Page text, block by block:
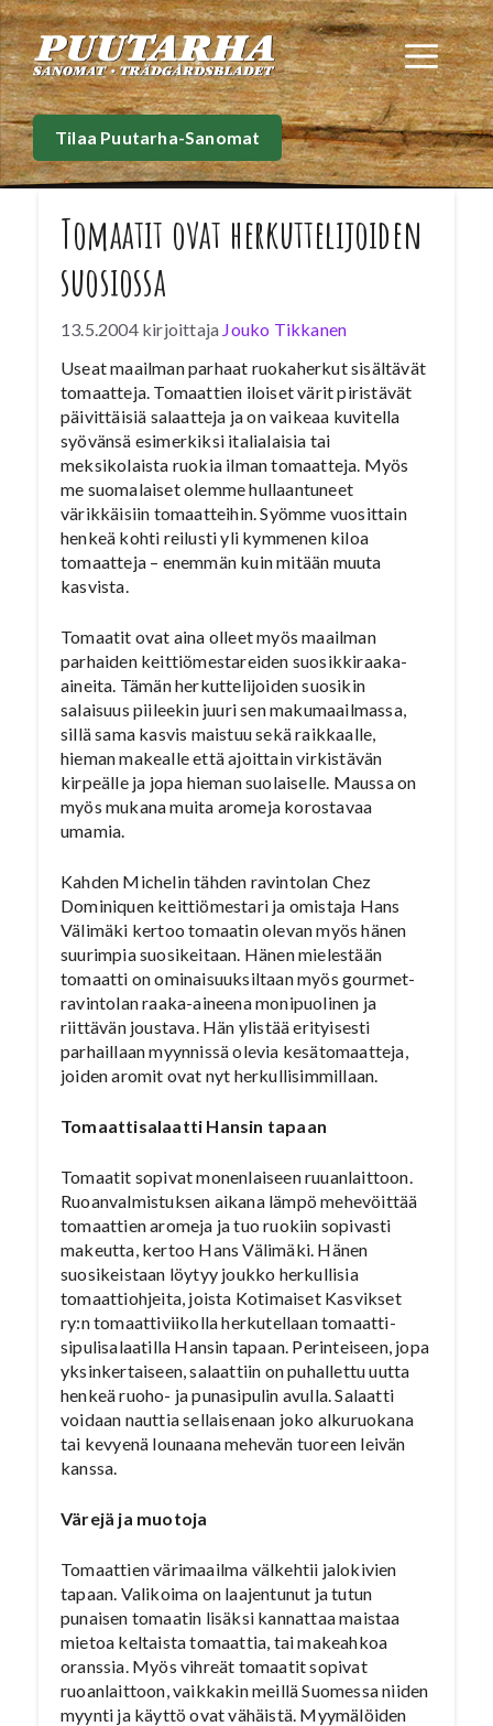
Siirry
sisältöön
Tilaa Puutarha-Sanomat
Tomaatit ovat herkuttelijoiden
suosiossa
13.5.2004 kirjoittaja Jouko Tikkanen
Useat maailman parhaat ruokaherkut sisältävät
tomaatteja. Tomaattien iloiset värit piristävät
päivittäisiä salaatteja ja on vaikeaa kuvitella
syövänsä esimerkiksi italialaisia tai
meksikolaista ruokia ilman tomaatteja. Myös
me suomalaiset olemme hullaantuneet
värikkäisiin tomaatteihin. Syömme vuosittain
henkeä kohti reilusti yli kymmenen kiloa
tomaatteja – enemmän kuin mitään muuta
kasvista.
Tomaatit ovat aina olleet myös maailman
parhaiden keittiömestareiden suosikkiraaka-
aineita. Tämän herkuttelijoiden suosikin
salaisuus piileekin juuri sen makumaailmassa,
sillä sama kasvis maistuu sekä raikkaalle,
hieman makealle että ajoittain virkistävän
kirpeälle ja jopa hieman suolaiselle. Maussa on
myös mukana muita aromeja korostavaa
umamia.
Kahden Michelin tähden ravintolan Chez
Dominiquen keittiömestari ja omistaja Hans
Välimäki kertoo tomaatin olevan myös hänen
suurimpia suosikeitaan. Hänen mielestään
tomaatti on ominaisuuksiltaan myös gourmet-
ravintolan raaka-aineena monipuolinen ja
riittävän joustava. Hän ylistää erityisesti
parhaillaan myynnissä olevia kesätomaatteja,
joiden aromit ovat nyt herkullisimmillaan.
Tomaattisalaatti Hansin tapaan
Tomaatit sopivat monenlaiseen ruuanlaittoon.
Ruoanvalmistuksen aikana lämpö mehevöittää
tomaattien aromeja ja tuo ruokiin sopivasti
makeutta, kertoo Hans Välimäki. Hänen
suosikeistaan löytyy joukko herkullisia
tomaattiohjeita, joista Kotimaiset Kasvikset
ry:n tomaattiviikolla herkutellaan tomaatti-
sipulisalaatilla Hansin tapaan. Perinteiseen, jopa
yksinkertaiseen, salaattiin on puhallettu uutta
henkeä ruoho- ja punasipulin avulla. Salaatti
voidaan nauttia sellaisenaan joko alkuruokana
tai kevyenä lounaana mehevän tuoreen leivän
kanssa.
Värejä ja muotoja
Tomaattien värimaailma välkehtii jalokivien
tapaan. Valikoima on laajentunut ja tutun
punaisen tomaatin lisäksi kannattaa maistaa
mietoa keltaista tomaattia, tai makeahkoa
oranssia. Myös vihreät tomaatit sopivat
ruoanlaittoon, vaikkakin meillä Suomessa niiden
myynti ja käyttö ovat vähäistä. Myymälöiden